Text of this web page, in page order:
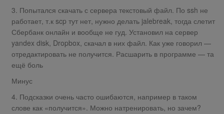
3. Попытался скачать с сервера текстовый файл. По ssh не
работает, т.к scp тут нет, нужно делать jalebreak, тогда слетит
Сбербанк онлайн и вообще не гуд. Установил на сервер
yandex disk, Dropbox, скачал в них файл. Как уже говорил —
отредактировать не получится. Расшарить в программе — та
ещё боль
Минус
4. Подсказки очень часто ошибаются, например в таком
слове как «получится». Можно натренировать, но зачем?